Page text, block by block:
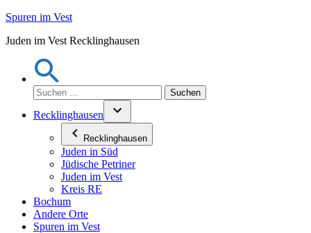
Zum
springen
Spuren im Vest
Juden im Vest Recklinghausen
Suchen
nach:
Recklinghausen
Recklinghausen
Juden in Süd
Jüdische Petriner
Juden im Vest
Kreis RE
Bochum
Andere Orte
Spuren im Vest